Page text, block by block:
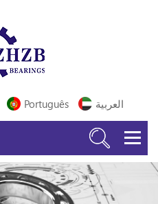
Português العربية